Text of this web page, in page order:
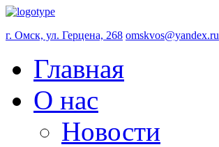
г. Омск, ул. Герцена, 268 omskvos@yandex.ru
Главная
О нас
Новости